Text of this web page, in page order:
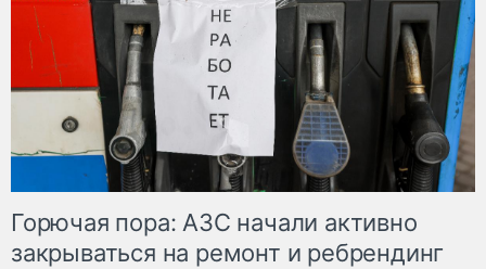
Горючая пора: АЗС начали активно
закрываться на ремонт и ребрендинг